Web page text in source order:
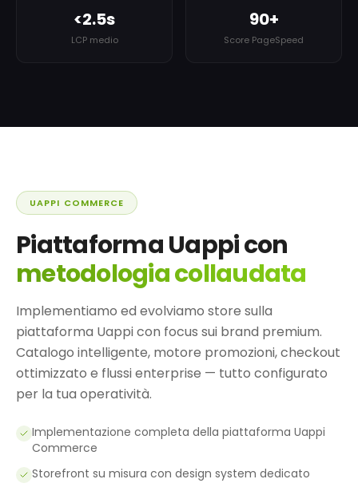
<2.5s
LCP medio
90+
Score PageSpeed
UAPPI COMMERCE
Piattaforma Uappi con
metodologia collaudata
Implementiamo ed evolviamo store sulla
piattaforma Uappi con focus sui brand premium.
Catalogo intelligente, motore promozioni, checkout
ottimizzato e flussi enterprise — tutto configurato
per la tua operatività.
Implementazione completa della piattaforma Uappi
Commerce
Storefront su misura con design system dedicato